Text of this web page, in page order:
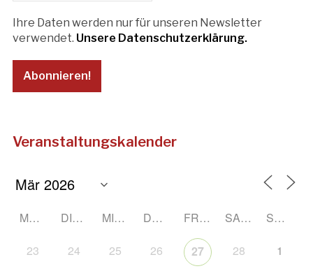
Ihre Daten werden nur für unseren Newsletter
verwendet. Unsere Datenschutzerklärung.
Veranstaltungskalender
MONTAG DIENSTAG MITTWOCH DONNERSTAG FREITAG SAMSTAG SONNTAG
23 24 25 26 27 28 1